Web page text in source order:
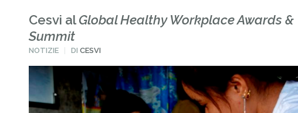
Cesvi alGlobal Healthy Workplace Awards &
Summit
PUBBLICATO
NOTIZIE DICESVI